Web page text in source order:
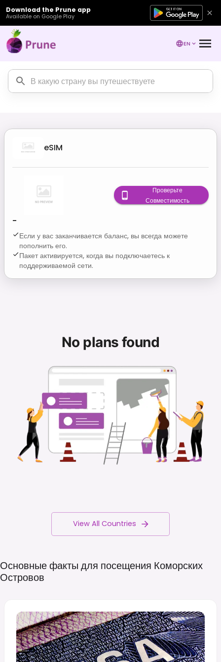
Download the Prune app
Available on Google Play
EN
eSIM
-
Если у вас заканчивается баланс, вы всегда можете
пополнить его.
Пакет активируется, когда вы подключаетесь к
поддерживаемой сети.
Проверьте
Совместимость
No plans found
View All Countries
Основные факты для посещения Коморских
Островов